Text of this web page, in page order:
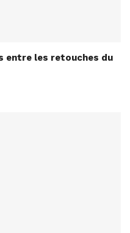
entre les retouches du